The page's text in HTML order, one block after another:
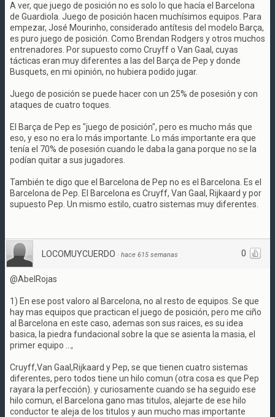
A ver, que juego de posición no es solo lo que hacía el Barcelona
de Guardiola. Juego de posición hacen muchísimos equipos. Para
empezar, José Mourinho, considerado antítesis del modelo Barça,
es puro juego de posición. Como Brendan Rodgers y otros muchos
entrenadores. Por supuesto como Cruyff o Van Gaal, cuyas
tácticas eran muy diferentes a las del Barça de Pep y donde
Busquets, en mi opinión, no hubiera podido jugar.
Juego de posición se puede hacer con un 25% de posesión y con
ataques de cuatro toques.
El Barça de Pep es "juego de posición", pero es mucho más que
eso, y eso no era lo más importante. Lo más importante era que
tenía el 70% de posesión cuando le daba la gana porque no se la
podían quitar a sus jugadores.
También te digo que el Barcelona de Pep no es el Barcelona. Es el
Barcelona de Pep. El Barcelona es Cruyff, Van Gaal, Rijkaard y por
supuesto Pep. Un mismo estilo, cuatro sistemas muy diferentes.
0
LOCOMUYCUERDO · hace 615 semanas
@AbelRojas
1) En ese post valoro al Barcelona, no al resto de equipos. Se que
hay mas equipos que practican el juego de posición, pero me ciño
al Barcelona en este caso, ademas son sus raices, es su idea
basica, la piedra fundacional sobre la que se asienta la masia, el
primer equipo ...,
Cruyff,Van Gaal,Rijkaard y Pep, se que tienen cuatro sistemas
diferentes, pero todos tiene un hilo comun (otra cosa es que Pep
rayara la perfección). y curiosamente cuando se ha seguido ese
hilo comun, el Barcelona gano mas titulos, alejarte de ese hilo
conductor te aleja de los titulos y aun mucho mas importante